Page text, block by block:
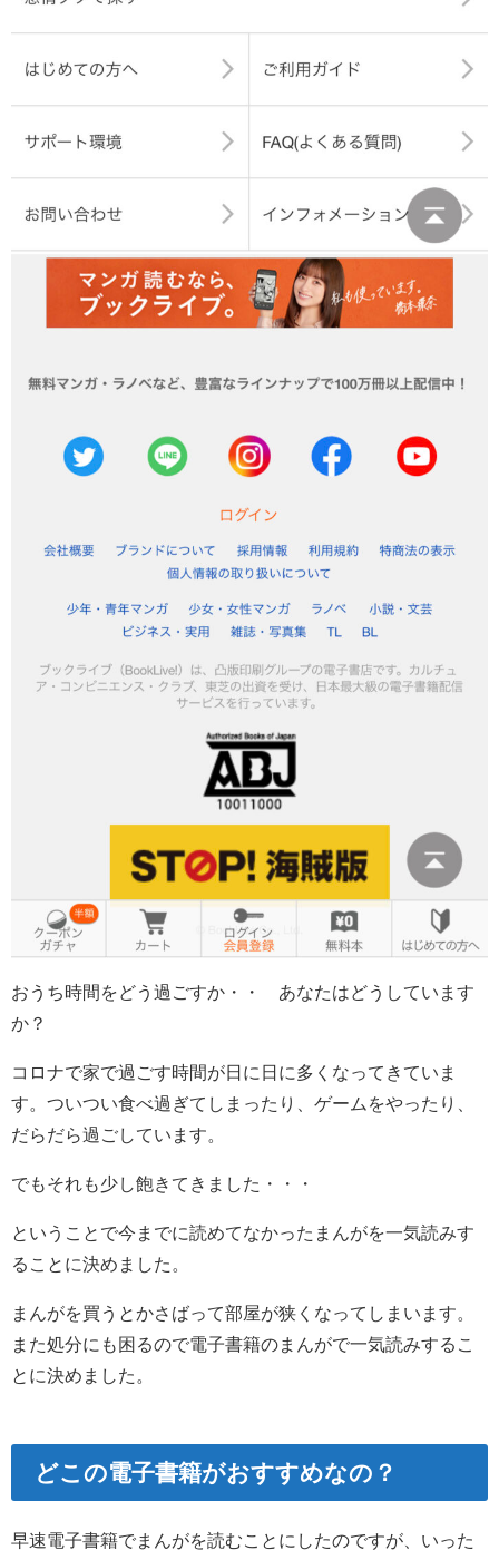
おうち時間をどう過ごすか・・ あなたはどうしています
か？
コロナで家で過ごす時間が日に日に多くなってきていま
す。ついつい食べ過ぎてしまったり、ゲームをやったり、
だらだら過ごしています。
でもそれも少し飽きてきました・・・
ということで今までに読めてなかったまんがを一気読みす
ることに決めました。
まんがを買うとかさばって部屋が狭くなってしまいます。
また処分にも困るので電子書籍のまんがで一気読みするこ
とに決めました。
どこの電子書籍がおすすめなの？
早速電子書籍でまんがを読むことにしたのですが、いった